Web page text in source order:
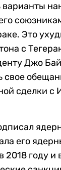
Это
с
Джо
свое
сделки с
его
году и